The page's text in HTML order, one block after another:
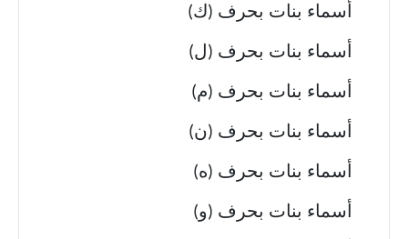
أسماء بنات بحرف (ك)
أسماء بنات بحرف (ل)
أسماء بنات بحرف (م)
أسماء بنات بحرف (ن)
أسماء بنات بحرف (ه)
أسماء بنات بحرف (و)